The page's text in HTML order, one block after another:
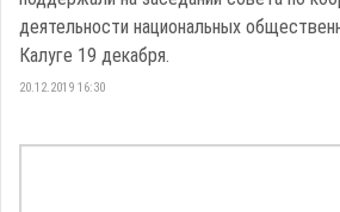
деятельности национальных
Калуге 19 декабря.
20.12.2019 16:30